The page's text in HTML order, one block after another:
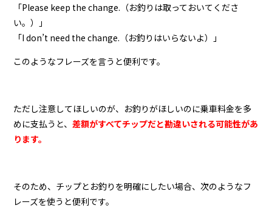
「Please keep the change.（お釣りは取っておいてくださ
い。）」
「I don’t need the change.（お釣りはいらないよ）」
このようなフレーズを言うと便利です。
ただし注意してほしいのが、お釣りがほしいのに乗車料金を多
めに支払うと、差額がすべてチップだと勘違いされる可能性があ
ります。
そのため、チップとお釣りを明確にしたい場合、次のようなフ
レーズを使うと便利です。